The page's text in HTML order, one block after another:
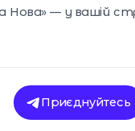
Нова» — у вашій
Приєднуйтесь